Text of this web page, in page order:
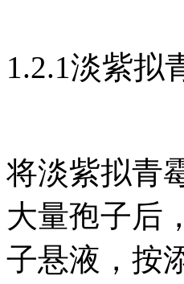
1.2.1淡紫拟
将淡紫拟青
大量孢子后
子悬液，按